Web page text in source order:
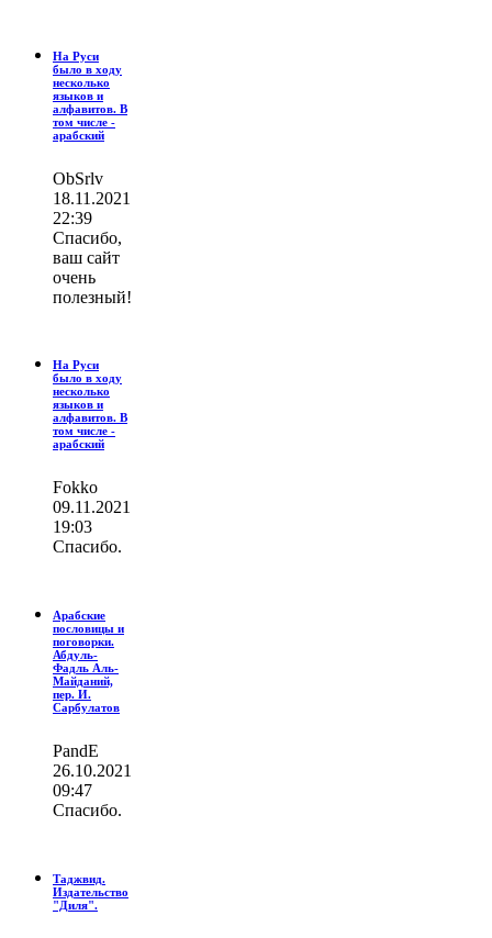
На Руси
было в ходу
несколько
языков и
алфавитов. В
том числе -
арабский
ОbSrlv
18.11.2021
22:39
Спасибо,
ваш сайт
очень
полезный!
На Руси
было в ходу
несколько
языков и
алфавитов. В
том числе -
арабский
Fokko
09.11.2021
19:03
Спасибо.
Арабские
пословицы и
поговорки.
Абдуль-
Фадль Аль-
Майданий,
пер. И.
Сарбулатов
PandE
26.10.2021
09:47
Спасибо.
Таджвид.
Издательство
"Диля".